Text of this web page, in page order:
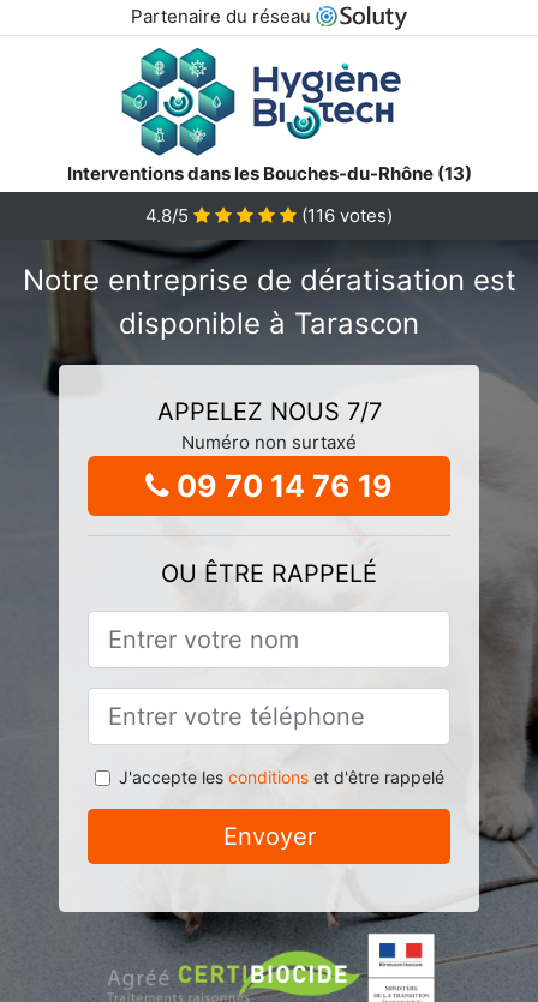
Partenaire du réseau
Interventions dans les Bouches-du-Rhône (13)
4.8/5
(116 votes)
Notre entreprise de dératisation est
disponible à Tarascon
APPELEZ NOUS 7/7
Numéro non surtaxé
09 70 14 76 19
OU ÊTRE RAPPELÉ
J'accepte les conditionset d'être rappelé
Envoyer